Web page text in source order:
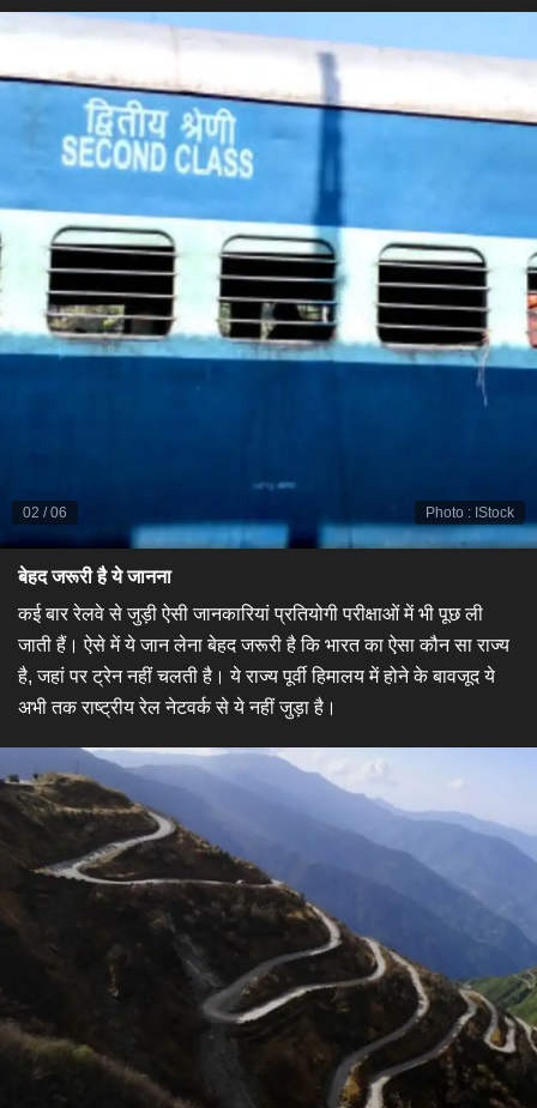
Photo : IStock
02 /06
बेहद जरूरी है ये जानना
कई बार रेलवे से जुड़ी ऐसी जानकारियां प्रतियोगी परीक्षाओं में भी पूछ ली
जाती हैं। ऐसे में ये जान लेना बेहद जरूरी है कि भारत का ऐसा कौन सा राज्य
है, जहां पर ट्रेन नहीं चलती है। ये राज्य पूर्वी हिमालय में होने के बावजूद ये
अभी तक राष्ट्रीय रेल नेटवर्क से ये नहीं जुड़ा है।